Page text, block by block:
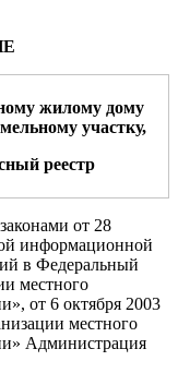
жилому дому
участку,
реестр
от 28
информационной
в Федеральный
местного
от 6 октября 2003
местного
Администрация